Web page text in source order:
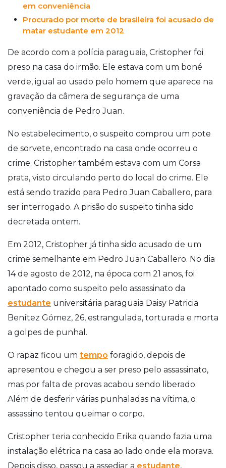
em conveniência
Procurado por morte de brasileira foi acusado de
matar estudante em 2012
De acordo com a polícia paraguaia, Cristopher foi
preso na casa do irmão. Ele estava com um boné
verde, igual ao usado pelo homem que aparece na
gravação da câmera de segurança de uma
conveniência de Pedro Juan.
No estabelecimento, o suspeito comprou um pote
de sorvete, encontrado na casa onde ocorreu o
crime. Cristopher também estava com um Corsa
prata, visto circulando perto do local do crime. Ele
está sendo trazido para Pedro Juan Caballero, para
ser interrogado. A prisão do suspeito tinha sido
decretada ontem.
Em 2012, Cristopher já tinha sido acusado de um
crime semelhante em Pedro Juan Caballero. No dia
14 de agosto de 2012, na época com 21 anos, foi
apontado como suspeito pelo assassinato da
estudante universitária paraguaia Daisy Patricia
Benítez Gómez, 26, estrangulada, torturada e morta
a golpes de punhal.
O rapaz ficou um tempo foragido, depois de
apresentou e chegou a ser preso pelo assassinato,
mas por falta de provas acabou sendo liberado.
Além de desferir várias punhaladas na vítima, o
assassino tentou queimar o corpo.
Cristopher teria conhecido Erika quando fazia uma
instalação elétrica na casa ao lado onde ela morava.
Depois disso, passou a assediar a estudante,